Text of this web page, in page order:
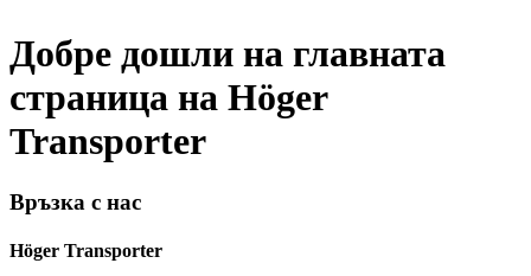
Добре дошли на главната
страница на Höger
Transporter
Връзка с нас
Höger Transporter